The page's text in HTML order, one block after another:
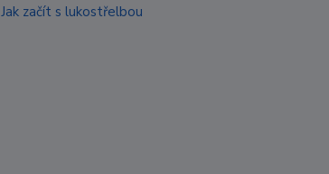
Jak začít s lukostřelbou